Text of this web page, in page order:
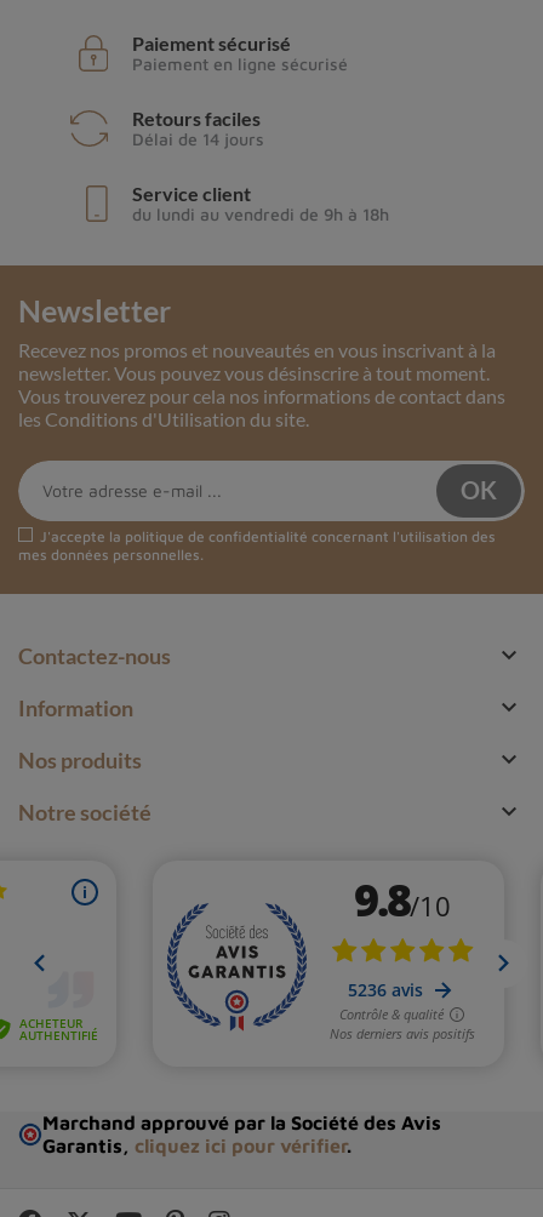
Paiement sécurisé
Paiement en ligne sécurisé
Retours faciles
Délai de 14 jours
Service client
du lundi au vendredi de 9h à 18h
Newsletter
Recevez nos promos et nouveautés en vous inscrivant à la
newsletter. Vous pouvez vous désinscrire à tout moment.
Vous trouverez pour cela nos informations de contact dans
les Conditions d'Utilisation du site.
J'accepte la politique de confidentialité concernant l'utilisation des
mes données personnelles.
Contactez-nous 
Information 
Nos produits 
Notre société 
Marchand approuvé par la Société des Avis
Garantis, cliquez ici pour vérifier.